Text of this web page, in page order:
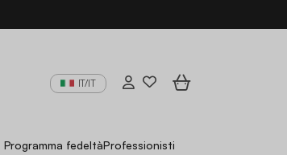
IT/IT
Programma fedeltàProfessionisti